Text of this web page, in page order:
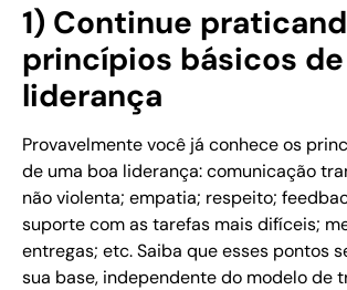
1) Continue
princípios básicos
liderança
Provavelmente você já conhece os
de uma boa liderança: comunicação
não violenta; empatia; respeito;
suporte com as tarefas mais difíceis;
entregas; etc. Saiba que esses pontos
sua base, independente do modelo de